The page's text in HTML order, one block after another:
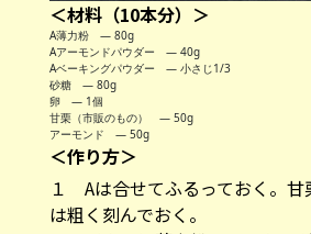
＜材料（10本分）＞
A薄力粉 ― 80g
Aアーモンドパウダー ― 40g
Aベーキングパウダー ― 小さじ1/3
砂糖 ― 80g
卵 ― 1個
甘栗（市販のもの） ― 50g
アーモンド ― 50g
＜作り方＞
１ Aは合せてふるっておく。甘
は粗く刻んでおく。